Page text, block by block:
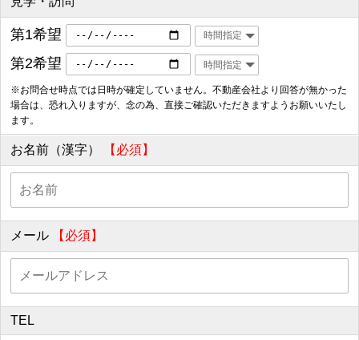
第1希望
第2希望
※お問合せ時点では日時が確定していません。不動産会社より回答が無かった
場合は、恐れ入りますが、念の為、直接ご確認いただきますようお願いいたし
ます。
お名前（漢字） 【必須】
メール 【必須】
TEL